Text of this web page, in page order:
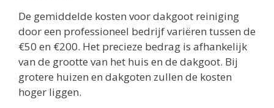
De gemiddelde kosten voor dakgoot reiniging
door een professioneel bedrijf variëren tussen de
€50 en €200. Het precieze bedrag is afhankelijk
van de grootte van het huis en de dakgoot. Bij
grotere huizen en dakgoten zullen de kosten
hoger liggen.